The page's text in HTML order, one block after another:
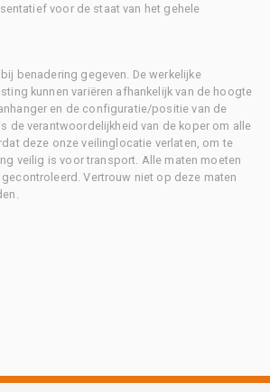
voor de staat van het gehele
benadering gegeven. De werkelijke
kunnen variëren afhankelijk van de hoogte
en de configuratie/positie van de
de verantwoordelijkheid van de koper om alle
deze onze veilinglocatie verlaten, om te
veilig is voor transport. Alle maten moeten
Vertrouw niet op deze maten